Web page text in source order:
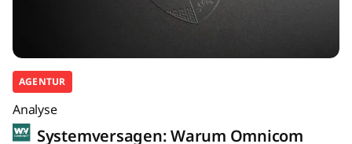
AGENTUR
Analyse
Systemversagen: Warum Omnicom